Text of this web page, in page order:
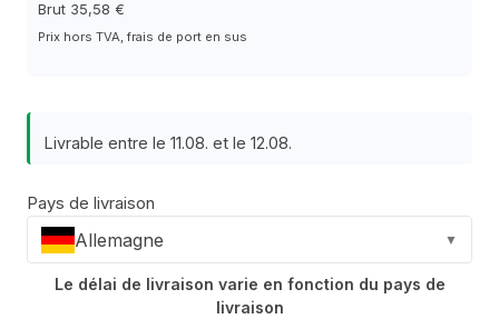
Brut 35,58 €
Prix hors TVA, frais de port en sus
Livrable entre le 11.08. et le 12.08.
Pays de livraison
Allemagne ▼
Le délai de livraison varie en fonction du pays de
livraison